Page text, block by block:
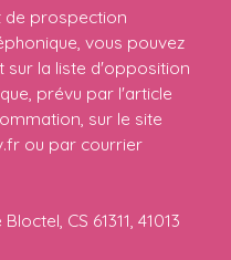
de prospection
vous pouvez
sur la liste d'opposition
prévu par l'article
sur le site
ou par courrier
CS 61311, 41013